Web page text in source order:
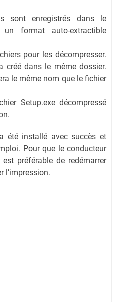
sont enregistrés dans le
format auto-extractible
pour les décompresser.
créé dans le même dossier.
le même nom que le fichier
Setup.exe décompressé
été installé avec succès et
Pour que le conducteur
préférable de redémarrer
l’impression.